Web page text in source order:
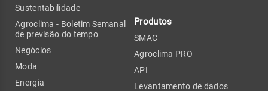
Sustentabilidade
Agroclima - Boletim Semanal
de previsão do tempo
Negócios
Moda
Energia
Produtos
SMAC
Agroclima PRO
API
Levantamento de dados